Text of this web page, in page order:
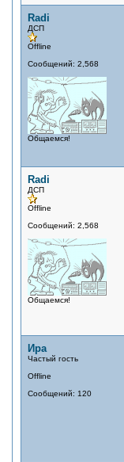
Radi
ДСП
Offline
Сообщений: 2,568
Общаемся!
Radi
ДСП
Offline
Сообщений: 2,568
Общаемся!
Ира
Частый гость
Offline
Сообщений: 120